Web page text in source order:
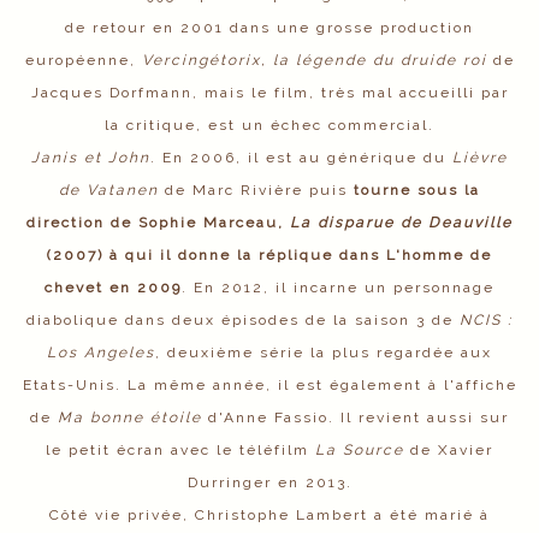
de retour en 2001 dans une grosse production
européenne,
Vercingétorix, la légende du druide roi de
Jacques Dorfmann, mais le film, très mal accueilli par
la critique, est un échec commercial.
Janis et John . En 2006, il est au générique du Lièvre
de Vatanen de Marc Rivière puis tourne sous la
direction de Sophie Marceau,
La disparue de Deauville
(2007) à qui il donne la réplique dans L'homme de
chevet en 2009 . En 2012, il incarne un personnage
diabolique dans deux épisodes de la saison 3 de NCIS :
Los Angeles , deuxième série la plus regardée aux
Etats-Unis. La même année, il est également à l'affiche
de Ma bonne étoile d'Anne Fassio. Il revient aussi sur
le petit écran avec le téléfilm La Source de Xavier
Durringer en 2013.
Côté vie privée, Christophe Lambert a été marié à